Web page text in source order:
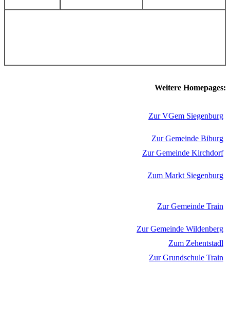
Weitere Homepages:
Zur VGem Siegenburg
Zur Gemeinde Biburg
Zur Gemeinde Kirchdorf
Zum Markt Siegenburg
Zur Gemeinde Train
Zur Gemeinde Wildenberg
Zum Zehentstadl
Zur Grundschule Train